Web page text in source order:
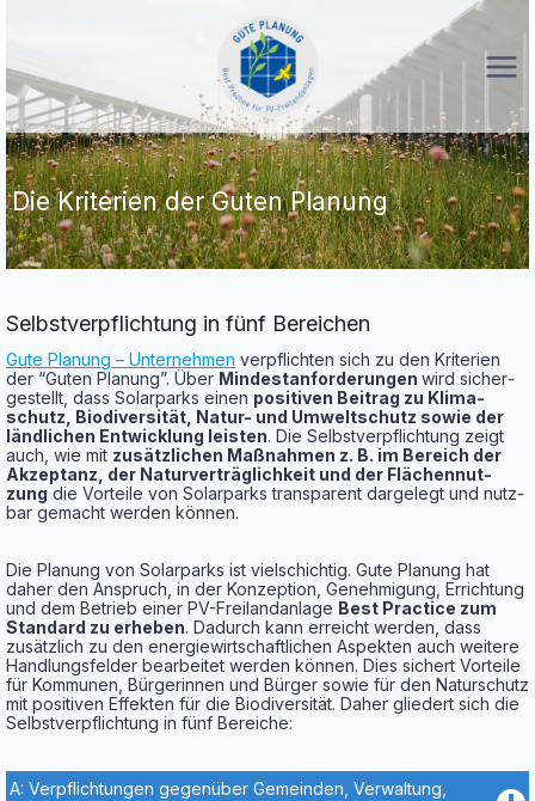
Die Kri­te­ri­en der Guten Planung
Selbst­ver­pflich­tung in fünf Bereichen
Gute Pla­nung – Unter­neh­men ver­pflich­ten sich zu den Kri­te­ri­en
der “Guten Pla­nung”. Über Min­dest­an­for­de­run­gen wird sicher­
ge­stellt, dass Solar­parks einen posi­ti­ven Bei­trag zu Kli­ma­
schutz, Bio­di­ver­si­tät, Natur- und Umwelt­schutz sowie der
länd­li­chen Ent­wick­lung leis­ten. Die Selbst­ver­pflich­tung zeigt
auch, wie mit zusätz­li­chen Maß­nah­men z. B. im Bereich der
Akzep­tanz, der Natur­ver­träg­lich­keit und der Flä­chen­nut­
zung die Vor­tei­le von Solar­parks trans­pa­rent dar­ge­legt und nutz­
bar gemacht wer­den können.
Die Pla­nung von Solar­parks ist viel­schich­tig. Gute Pla­nung hat
daher den Anspruch, in der Kon­zep­ti­on, Geneh­mi­gung, Errich­tung
und dem Betrieb einer PV-Frei­land­an­la­ge Best Prac­ti­ce zum
Stan­dard zu erhe­ben. Dadurch kann erreicht wer­den, dass
zusätz­lich zu den ener­gie­wirt­schaft­li­chen Aspek­ten auch wei­te­re
Hand­lungs­fel­der bear­bei­tet wer­den kön­nen. Dies sichert Vor­tei­le
für Kom­mu­nen, Bür­ge­rin­nen und Bür­ger sowie für den Natur­schutz
mit posi­ti­ven Effek­ten für die Bio­di­ver­si­tät. Daher glie­dert sich die
Selbst­ver­pflich­tung in fünf Bereiche:
A: Verpflichtungen gegenüber Gemeinden, Verwaltung,